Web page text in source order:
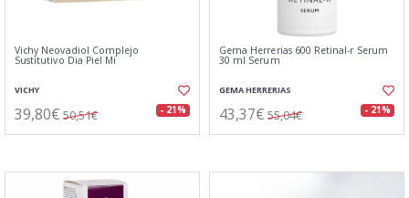
Vichy Neovadiol Complejo
Sustitutivo Dia Piel Mi
VICHY
39,80€ 50,51€ - 21%
Gema Herrerias 600 Retinal-r Serum
30 ml Serum
GEMA HERRERIAS
43,37€ 55,04€ - 21%